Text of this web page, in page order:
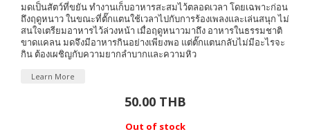
มดเป็นสัตว์ที่ขยัน ทำงานเก็บอาหารสะสมไว้ตลอดเวลา โดยเฉพาะก่อน
ถึงฤดูหนาว ในขณะที่ตั๊กแตนใช้เวลาไปกับการร้องเพลงและเล่นสนุก ไม่
สนใจเตรียมอาหารไว้ล่วงหน้า เมื่อฤดูหนาวมาถึง อาหารในธรรมชาติ
ขาดแคลน มดจึงมีอาหารกินอย่างเพียงพอ แต่ตั๊กแตนกลับไม่มีอะไรจะ
กิน ต้องเผชิญกับความยากลำบากและความหิว
Learn More
50.00 THB
Out of stock